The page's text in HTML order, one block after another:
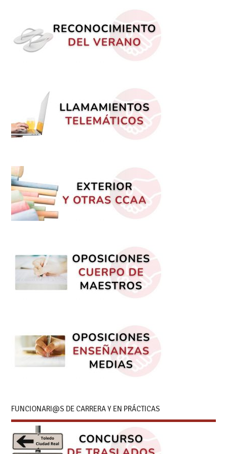
FUNCIONARI@S DE CARRERA Y EN PRÁCTICAS